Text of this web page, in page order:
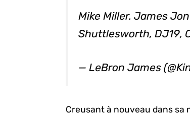
Mike Miller. James
Shuttlesworth, DJ19,
— LeBron James
Creusant à nouveau dans sa